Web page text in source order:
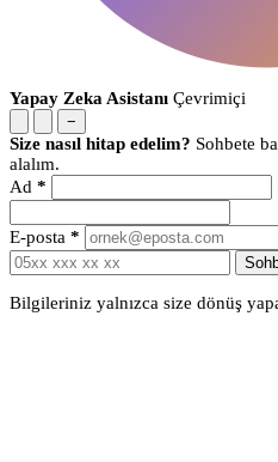
Yapay Zeka Asistanı Çevrimiçi
−
Size nasıl hitap edelim? Sohbete
alalım.
Ad *
E-posta *
Bilgileriniz yalnızca size dönüş